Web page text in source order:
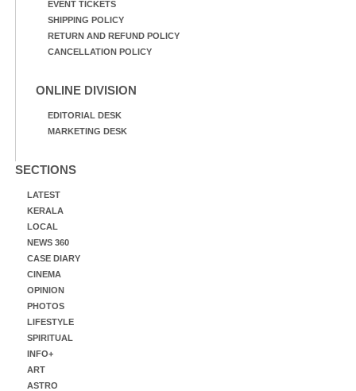
EVENT TICKETS
SHIPPING POLICY
RETURN AND REFUND POLICY
CANCELLATION POLICY
ONLINE DIVISION
EDITORIAL DESK
MARKETING DESK
SECTIONS
LATEST
KERALA
LOCAL
NEWS 360
CASE DIARY
CINEMA
OPINION
PHOTOS
LIFESTYLE
SPIRITUAL
INFO+
ART
ASTRO